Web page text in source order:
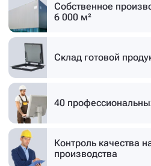
Собственное
6 000 м²
Склад готовой
40
Контроль качества
производства